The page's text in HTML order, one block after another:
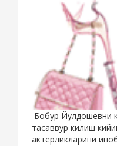
Бобур Йулдошевни
тасаввур килиш
актёрликларини